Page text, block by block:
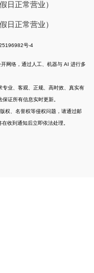
日正常营业）
日正常营业）
号-4
网络，通过人工、机器与 AI 进行多
业、客观、正规、高时效、真实有
证所有信息实时更新。
权、名誉权等侵权问题，请通过邮
收到通知后立即依法处理。